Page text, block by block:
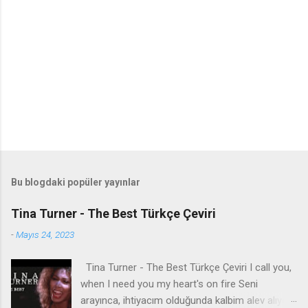
Bu blogdaki popüler yayınlar
Tina Turner - The Best Türkçe Çeviri
-Mayıs 24, 2023
Tina Turner - The Best Türkçe Çeviri I call you,
when I need you my heart's on fire Seni
arayınca, ihtiyacım olduğunda kalbim alev alıyor